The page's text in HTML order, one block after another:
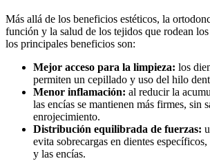
Más allá de los beneficios estéticos, la
función y la salud de los tejidos que rodean
los principales beneficios son:
Mejor acceso para la limpieza: los
permiten un cepillado y uso del hilo
Menor inflamación: al reducir la
las encías se mantienen más firmes, sin
enrojecimiento.
Distribución equilibrada de fuerzas:
evita sobrecargas en dientes
y las encías.